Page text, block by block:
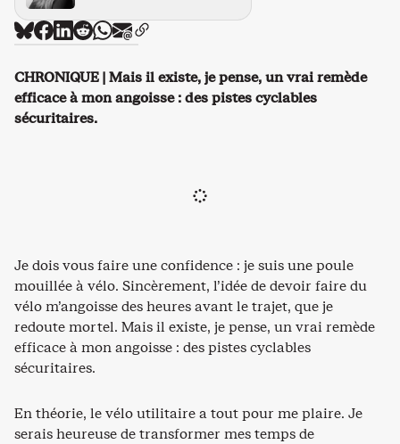
CHRONIQUE | Mais il existe, je pense, un vrai remède
efficace à mon angoisse : des pistes cyclables
sécuritaires.
Je dois vous faire une confidence : je suis une poule
mouillée à vélo. Sincèrement, l’idée de devoir faire du
vélo m’angoisse des heures avant le trajet, que je
redoute mortel. Mais il existe, je pense, un vrai remède
efficace à mon angoisse : des pistes cyclables
sécuritaires.
En théorie, le vélo utilitaire a tout pour me plaire. Je
serais heureuse de transformer mes temps de